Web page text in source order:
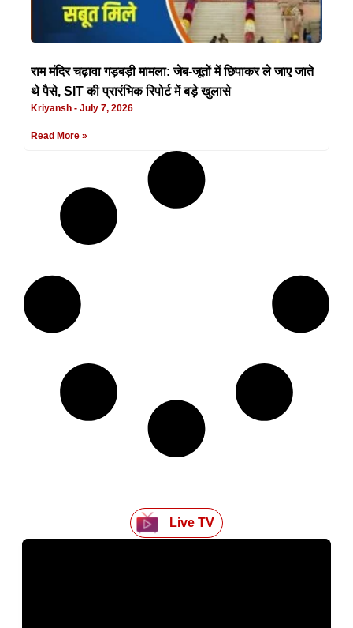
राम मंदिर चढ़ावा गड़बड़ी मामला: जेब-जूतों में छिपाकर ले जाए जाते
थे पैसे, SIT की प्रारंभिक रिपोर्ट में बड़े खुलासे
Kriyansh July 7, 2026
Read More »
Live TV